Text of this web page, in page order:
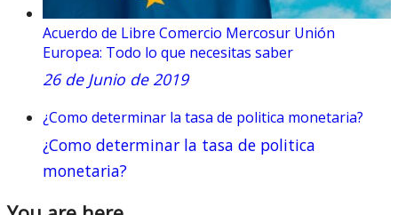
Acuerdo de Libre Comercio Mercosur Unión
Europea: Todo lo que necesitas saber
26 de Junio de 2019
¿Como determinar la tasa de politica monetaria?
¿Como determinar la tasa de politica
monetaria?